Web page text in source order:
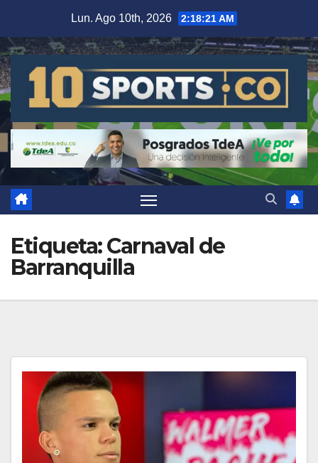
Lun. Ago 10th, 2026 2:18:21 AM
Etiqueta:Carnaval de
Barranquilla